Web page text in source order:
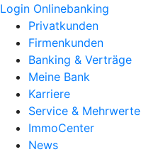
Login Onlinebanking
Privatkunden
Firmenkunden
Banking & Verträge
Meine Bank
Karriere
Service & Mehrwerte
ImmoCenter
News